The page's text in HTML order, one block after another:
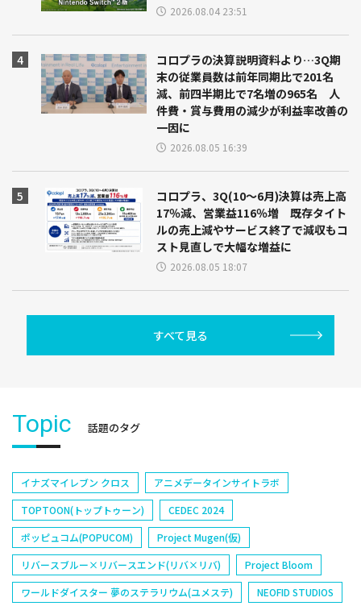
2026.08.04 23:51
コロプラの決算説明資料より…3Q期
末の従業員数は前年同期比で201名
減、前四半期比で7名増の965名 人
件費・賞与費用の減少が利益率改善の
一因に
2026.08.05 16:39
コロプラ、3Q(10～6月)決算は売上高
17％減、営業益116％増 既存タイト
ルの売上減やサービス終了で減収もコ
スト見直しで大幅な増益に
2026.08.05 18:07
すべて見る
Topic 話題のタグ
イナズマイレブン クロス
アニメデータインサイトラボ
TOPTOON(トップトゥーン)
CEDEC 2024
ポッピュコム(POPUCOM)
Project Mugen(仮)
リバースブルー×リバースエンド(リバ×リバ)
Project Bloom
ワールドダイスター 夢のステラリウム(ユメステ)
NEOFID STUDIOS